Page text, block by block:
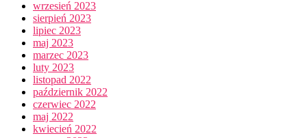
wrzesień 2023
sierpień 2023
lipiec 2023
maj 2023
marzec 2023
luty 2023
listopad 2022
październik 2022
czerwiec 2022
maj 2022
kwiecień 2022